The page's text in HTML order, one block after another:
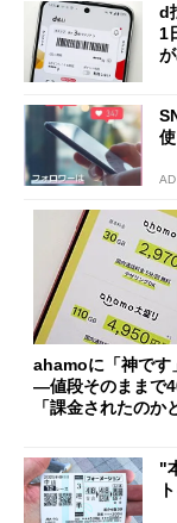
d
1
AD
ahamoに「神で
―値段そのままで
「課金されたのか
"